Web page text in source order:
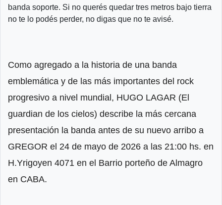
banda soporte. Si no querés quedar tres metros bajo tierra
no te lo podés perder, no digas que no te avisé.
Como agregado a la historia de una banda
emblemática y de las más importantes del rock
progresivo a nivel mundial, HUGO LAGAR (El
guardian de los cielos) describe la más cercana
presentación la banda antes de su nuevo arribo a
GREGOR el 24 de mayo de 2026 a las 21:00 hs. en
H.Yrigoyen 4071 en el Barrio porteño de Almagro
en CABA.